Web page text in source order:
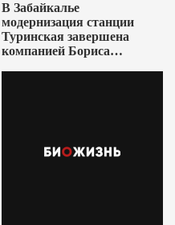
В Забайкалье
модернизация станции
Туринская завершена
компанией Бориса